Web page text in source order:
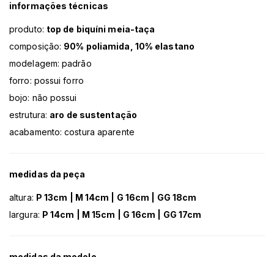
informações técnicas
produto: top de biquíni meia-taça
composição: 90% poliamida, 10% elastano
modelagem: padrão
forro: possui forro
bojo: não possui
estrutura: aro de sustentação
acabamento: costura aparente
medidas da peça
altura: P 13cm | M 14cm | G 16cm | GG 18cm
largura: P 14cm | M 15cm | G 16cm | GG 17cm